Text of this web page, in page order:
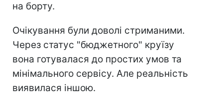
на борту.
Очікування були доволі стриманими.
Через статус "бюджетного" круїзу
вона готувалася до простих умов та
мінімального сервісу. Але реальність
виявилася іншою.